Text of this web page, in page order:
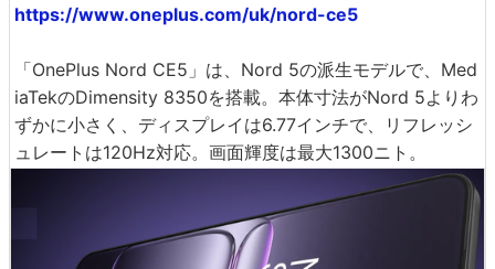
https://www.oneplus.com/uk/nord-ce5
「OnePlus Nord CE5」は、Nord 5の派生モデルで、Med
iaTekのDimensity 8350を搭載。本体寸法がNord 5よりわ
ずかに小さく、ディスプレイは6.77インチで、リフレッシ
ュレートは120Hz対応。画面輝度は最大1300ニト。